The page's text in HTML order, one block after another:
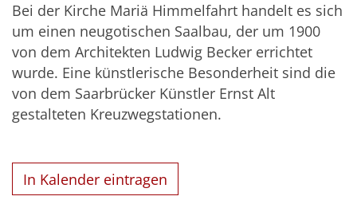
Bei der Kirche Mariä Himmelfahrt handelt es sich
um einen neugotischen Saalbau, der um 1900
von dem Architekten Ludwig Becker errichtet
wurde. Eine künstlerische Besonderheit sind die
von dem Saarbrücker Künstler Ernst Alt
gestalteten Kreuzwegstationen.
In Kalender eintragen